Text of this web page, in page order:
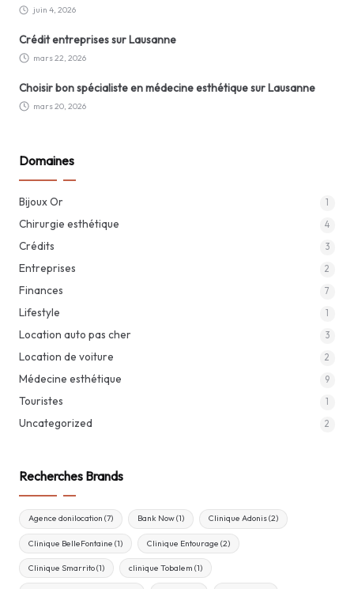
juin 4, 2026
Crédit entreprises sur Lausanne
mars 22, 2026
Choisir bon spécialiste en médecine esthétique sur Lausanne
mars 20, 2026
Domaines
Bijoux Or 1
Chirurgie esthétique 4
Crédits 3
Entreprises 2
Finances 7
Lifestyle 1
Location auto pas cher 3
Location de voiture 2
Médecine esthétique 9
Touristes 1
Uncategorized 2
Recherches Brands
Agence donilocation (7) Bank Now(1) Clinique Adonis(2)
Clinique BelleFontaine (1) Clinique Entourage (2)
Clinique Smarrito(1) clinique Tobalem (1)